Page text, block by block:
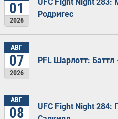
01
2026
Родригес
АВГ
07
2026
PFL Шарлотт: Баттл
АВГ
08
UFC Fight Night 284: